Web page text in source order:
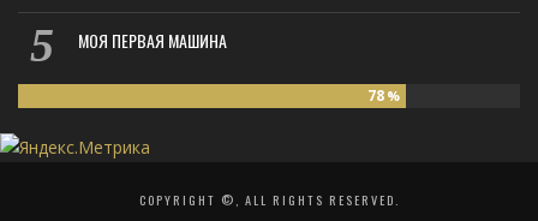
МОЯ ПЕРВАЯ МАШИНА
78 %
COPYRIGHT ©, ALL RIGHTS RESERVED.